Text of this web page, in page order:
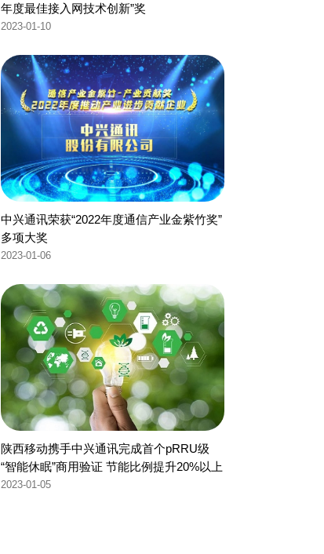
年度最佳接入网技术创新”奖
2023-01-10
中兴通讯荣获“2022年度通信产业金紫竹奖”
多项大奖
2023-01-06
陕西移动携手中兴通讯完成首个pRRU级
“智能休眠”商用验证 节能比例提升20%以上
2023-01-05